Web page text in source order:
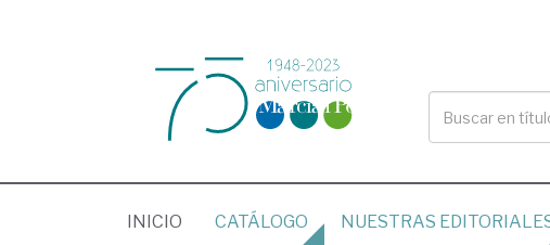
INICIO (CURRENT)
CATÁLOGO NUESTRAS